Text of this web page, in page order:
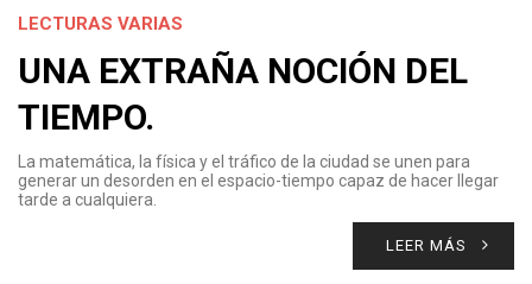
LECTURAS VARIAS
UNA EXTRAÑA NOCIÓN DEL
TIEMPO.
La matemática, la física y el tráfico de la ciudad se unen para
generar un desorden en el espacio-tiempo capaz de hacer llegar
tarde a cualquiera.
LEER MÁS